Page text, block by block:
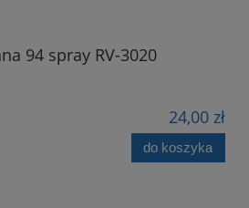
94 spray RV-3020
24,00 zł
do koszyka